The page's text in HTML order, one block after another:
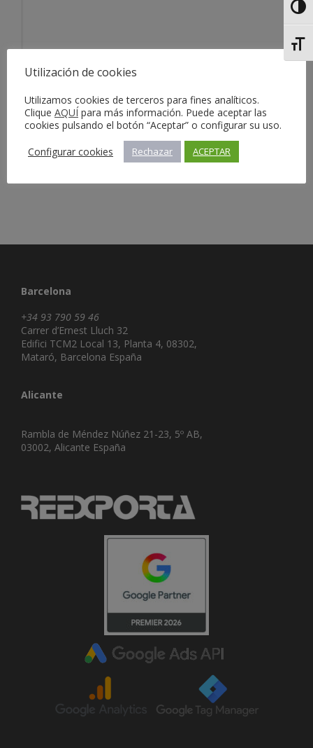
Información del servicio
Barcelona
+34 93 790 59 46
Carrer d’Ernest Lluch 32
Edifici TCM2 Local 13, Planta 4, 08302,
Mataró, Barcelona España
Alicante
Rambla de Méndez Núñez 21-23, 5º AB,
03002, Alicante España
Utilización de cookies
Utilizamos cookies de terceros para fines analíticos.
Clique AQUÍ para más información. Puede aceptar las
cookies pulsando el botón “Aceptar” o configurar su uso.
Configurar cookies
Rechazar ACEPTAR